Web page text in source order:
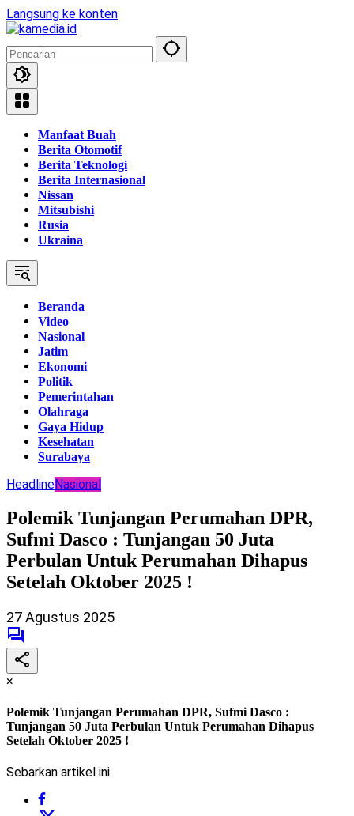
Langsung ke konten
Manfaat Buah
Berita Otomotif
Berita Teknologi
Berita Internasional
Nissan
Mitsubishi
Rusia
Ukraina
Beranda
Video
Nasional
Jatim
Ekonomi
Politik
Pemerintahan
Olahraga
Gaya Hidup
Kesehatan
Surabaya
HeadlineNasional
Polemik Tunjangan Perumahan DPR,
Sufmi Dasco : Tunjangan 50 Juta
Perbulan Untuk Perumahan Dihapus
Setelah Oktober 2025 !
27 Agustus 2025
×
Polemik Tunjangan Perumahan DPR, Sufmi Dasco :
Tunjangan 50 Juta Perbulan Untuk Perumahan Dihapus
Setelah Oktober 2025 !
Sebarkan artikel ini